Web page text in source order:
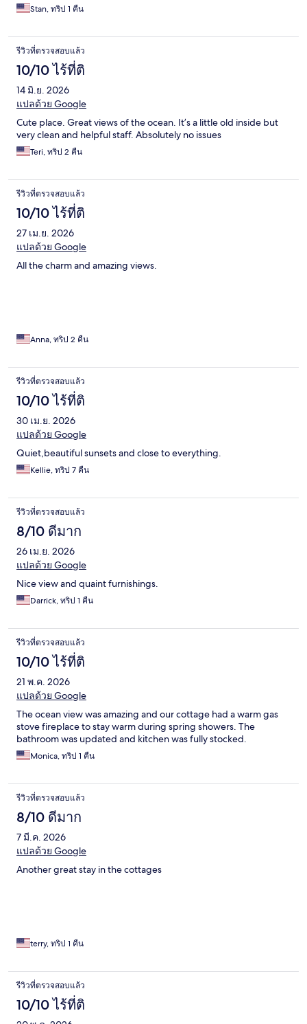
Stan, ทริป 1 คืน
รีวิวที่ตรวจสอบแล้ว
10/10 ไร้ที่ติ
14 มิ.ย. 2026
แปลด้วย Google
Cute place. Great views of the ocean. It’s a little old inside but
very clean and helpful staff. Absolutely no issues
Teri, ทริป 2 คืน
รีวิวที่ตรวจสอบแล้ว
10/10 ไร้ที่ติ
27 เม.ย. 2026
แปลด้วย Google
All the charm and amazing views.
Anna, ทริป 2 คืน
รีวิวที่ตรวจสอบแล้ว
10/10 ไร้ที่ติ
30 เม.ย. 2026
แปลด้วย Google
Quiet,beautiful sunsets and close to everything.
Kellie, ทริป 7 คืน
รีวิวที่ตรวจสอบแล้ว
8/10 ดีมาก
26 เม.ย. 2026
แปลด้วย Google
Nice view and quaint furnishings.
Darrick, ทริป 1 คืน
รีวิวที่ตรวจสอบแล้ว
10/10 ไร้ที่ติ
21 พ.ค. 2026
แปลด้วย Google
The ocean view was amazing and our cottage had a warm gas
stove fireplace to stay warm during spring showers. The
bathroom was updated and kitchen was fully stocked.
Monica, ทริป 1 คืน
รีวิวที่ตรวจสอบแล้ว
8/10 ดีมาก
7 มี.ค. 2026
แปลด้วย Google
Another great stay in the cottages
terry, ทริป 1 คืน
รีวิวที่ตรวจสอบแล้ว
10/10 ไร้ที่ติ